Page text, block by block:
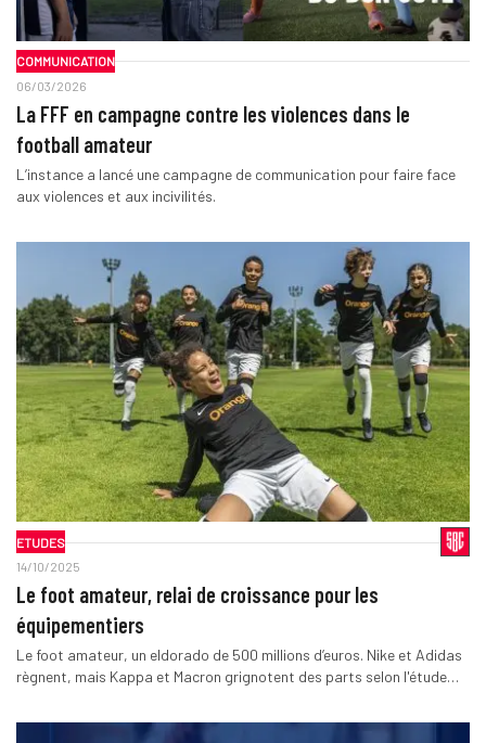
COMMUNICATION
06/03/2026
La FFF en campagne contre les violences dans le
football amateur
L’instance a lancé une campagne de communication pour faire face
aux violences et aux incivilités.
ETUDES
14/10/2025
Le foot amateur, relai de croissance pour les
équipementiers
Le foot amateur, un eldorado de 500 millions d’euros. Nike et Adidas
règnent, mais Kappa et Macron grignotent des parts selon l'étude…